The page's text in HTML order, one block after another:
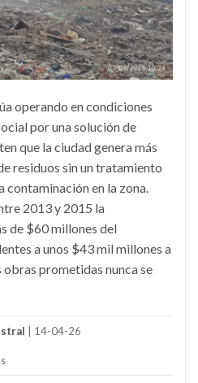
operando en condiciones
por una solución de
que la ciudad genera más
residuos sin un tratamiento
contaminación en la zona.
2013 y 2015 la
de $60 millones del
a unos $43 mil millones a
prometidas nunca se
| 14-04-26